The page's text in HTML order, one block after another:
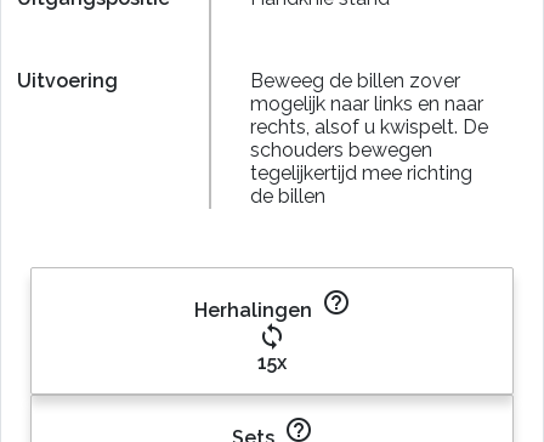
Uitvoering
Beweeg de billen zover
mogelijk naar links en naar
rechts, alsof u kwispelt. De
schouders bewegen
tegelijkertijd mee richting
de billen
Herhalingen help_outline
loop
15x
help_outline